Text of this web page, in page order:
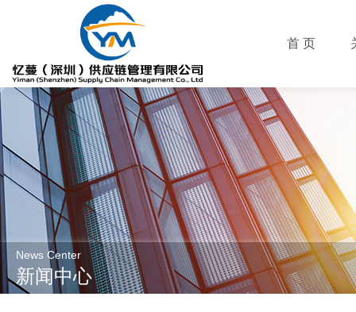
首 页
新闻中心
News Center